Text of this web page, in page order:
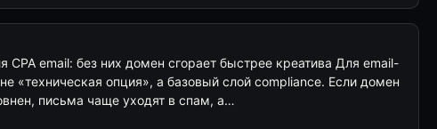
CPA email: без них домен сгорает быстрее креатива Для email-
«техническая опция», а базовый слой compliance. Если домен
письма чаще уходят в спам, а…